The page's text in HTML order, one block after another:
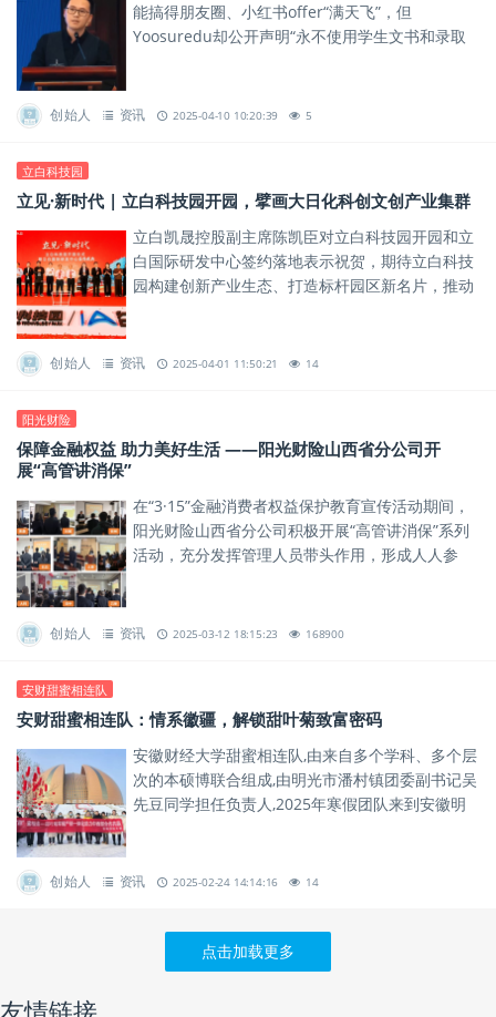
能搞得朋友圈、小红书offer“满天飞”，但
Yoosuredu却公开声明“永不使用学生文书和录取
创始人 资讯 2025-04-10 10:20:39 5
立白科技园
立见·新时代 | 立白科技园开园，擘画大日化科创文创产业集群
立白凯晟控股副主席陈凯臣对立白科技园开园和立
白国际研发中心签约落地表示祝贺，期待立白科技
园构建创新产业生态、打造标杆园区新名片，推动
创始人 资讯 2025-04-01 11:50:21 14
阳光财险
保障金融权益 助力美好生活 ——阳光财险山西省分公司开
展“高管讲消保”
在“3·15”金融消费者权益保护教育宣传活动期间，
阳光财险山西省分公司积极开展“高管讲消保”系列
活动，充分发挥管理人员带头作用，形成人人参
创始人 资讯 2025-03-12 18:15:23 168900
安财甜蜜相连队
安财甜蜜相连队：情系徽疆，解锁甜叶菊致富密码
安徽财经大学甜蜜相连队,由来自多个学科、多个层
次的本硕博联合组成,由明光市潘村镇团委副书记吴
先豆同学担任负责人,2025年寒假团队来到安徽明
创始人 资讯 2025-02-24 14:14:16 14
点击加载更多
友情链接